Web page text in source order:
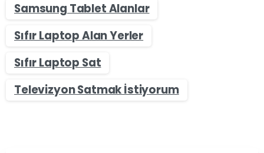
Samsung Tablet Alanlar
Sıfır Laptop Alan Yerler
Sıfır Laptop Sat
Televizyon Satmak İstiyorum